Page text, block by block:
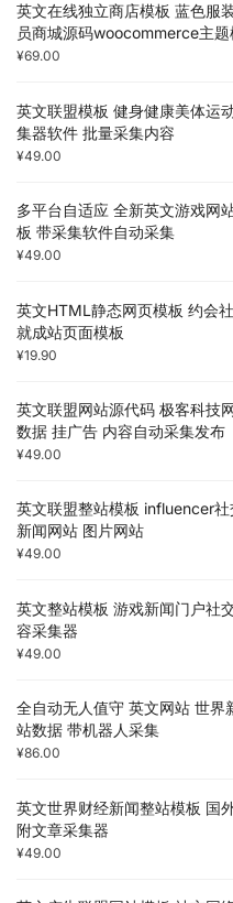
英文在线独立商店模板 蓝色服
员商城源码woocommerce主
¥69.00
英文联盟模板 健身健康美体运
集器软件 批量采集内容
¥49.00
多平台自适应 全新英文游戏网
板 带采集软件自动采集
¥49.00
英文HTML静态网页模板 约会
就成站页面模板
¥19.90
英文联盟网站源代码 极客科技
数据 挂广告 内容自动采集发布
¥49.00
英文联盟整站模板 influencer
新闻网站 图片网站
¥49.00
英文整站模板 游戏新闻门户社
容采集器
¥49.00
全自动无人值守 英文网站 世
站数据 带机器人采集
¥86.00
英文世界财经新闻整站模板 国
附文章采集器
¥49.00